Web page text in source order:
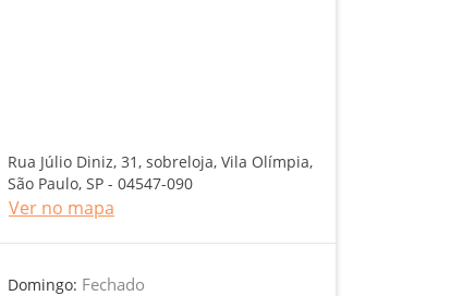
Rua Júlio Diniz, 31, sobreloja, Vila Olímpia,
São Paulo, SP - 04547-090
Ver no mapa
Domingo: Fechado